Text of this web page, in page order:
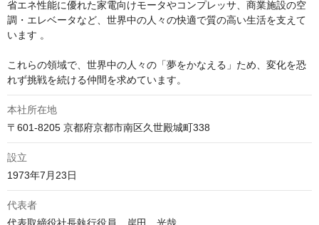
省エネ性能に優れた家電向けモータやコンプレッサ、商業施設の空
調・エレベータなど、世界中の人々の快適で質の高い生活を支えて
います 。
これらの領域で、世界中の人々の「夢をかなえる」ため、変化を恐
れず挑戦を続ける仲間を求めています。
本社所在地
〒601-8205 京都府京都市南区久世殿城町338
設立
1973年7月23日
代表者